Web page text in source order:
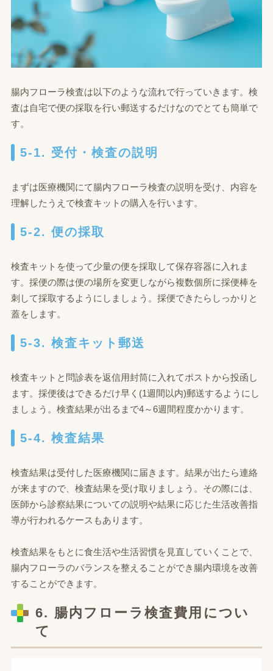
腸内フローラ検査は以下のような流れで行っていきます。検
査は自宅で便の採取を行い郵送するだけなのでとても簡単で
す。
5-1. 受付・検査の説明
まずは医療機関にて腸内フローラ検査の説明を受け、内容を
理解したうえで検査キットの購入を行います。
5-2. 便の採取
検査キットを使って少量の便を採取して保存容器に入れま
す。採便の際は便の場所を変更しながら複数個所に採便棒を
刺して採取するようにしましょう。採便できたらしっかりと
蓋をします。
5-3. 検査キット郵送
検査キットと問診表を返信用封筒に入れてポストから投函し
ます。採便後はできるだけ早く(1週間以内)郵送するようにし
ましょう。検査結果が出るまで4～6週間程度かかります。
5-4. 検査結果
検査結果は受付した医療機関に届きます。結果が出たら連絡
が来ますので、検査結果を受け取りましょう。その際には、
医師から診察結果についての説明や結果に応じた生活改善指
導が行われるケースもあります。
検査結果をもとに食生活や生活習慣を見直していくことで、
腸内フローラのバランスを整えることができ腸内環境を改善
することができます。
6. 腸内フローラ検査費用につい
て